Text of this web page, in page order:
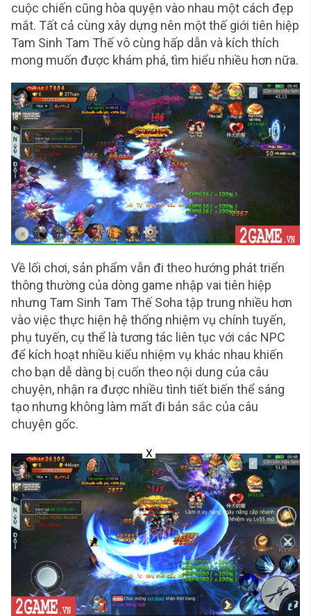
cuộc chiến cũng hòa quyện vào nhau một cách đẹp
mắt. Tất cả cùng xây dựng nên một thế giới tiên hiệp
Tam Sinh Tam Thế vô cùng hấp dẫn và kích thích
mong muốn được khám phá, tìm hiểu nhiều hơn nữa.
Về lối chơi, sản phẩm vẫn đi theo hướng phát triển
thông thường của dòng game nhập vai tiên hiệp
nhưng Tam Sinh Tam Thế Soha tập trung nhiều hơn
vào việc thực hiện hệ thống nhiệm vụ chính tuyến,
phụ tuyến, cụ thể là tương tác liên tục với các NPC
để kích hoạt nhiều kiểu nhiệm vụ khác nhau khiến
cho bạn dễ dàng bị cuốn theo nội dung của câu
chuyện, nhận ra được nhiều tình tiết biến thể sáng
tạo nhưng không làm mất đi bản sắc của câu
chuyện gốc.
X